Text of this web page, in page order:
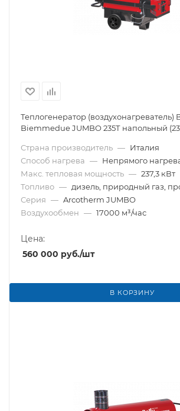
Теплогенератор (воздухонагреватель)
Biemmedue JUMBO 235Т напольный
Страна производитель — Италия
Способ нагрева — Непрямого
Макс. тепловая мощность — 237,3 кВт
Топливо — дизель, природный газ,
Серия — Arcotherm JUMBO
Воздухообмен — 17000 м³/час
Цена:
560 000 руб./шт
В КОРЗИНУ